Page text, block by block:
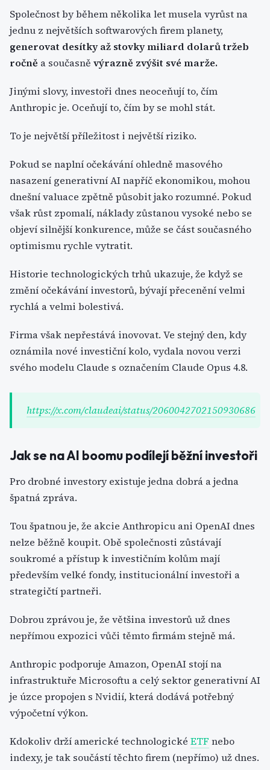
Společnost by během několika let musela vyrůst na
jednu z největších softwarových firem planety,
generovat desítky až stovky miliard dolarů tržeb
ročně a současně výrazně zvýšit své marže.
Jinými slovy, investoři dnes neoceňují to, čím
Anthropic je. Oceňují to, čím by se mohl stát.
To je největší příležitost i největší riziko.
Pokud se naplní očekávání ohledně masového
nasazení generativní AI napříč ekonomikou, mohou
dnešní valuace zpětně působit jako rozumné. Pokud
však růst zpomalí, náklady zůstanou vysoké nebo se
objeví silnější konkurence, může se část současného
optimismu rychle vytratit.
Historie technologických trhů ukazuje, že když se
změní očekávání investorů, bývají přecenění velmi
rychlá a velmi bolestivá.
Firma však nepřestává inovovat. Ve stejný den, kdy
oznámila nové investiční kolo, vydala novou verzi
svého modelu Claude s označením Claude Opus 4.8.
https://x.com/claudeai/status/2060042702150930686
Jak se na AI boomu podílejí běžní investoři
Pro drobné investory existuje jedna dobrá a jedna
špatná zpráva.
Tou špatnou je, že akcie Anthropicu ani OpenAI dnes
nelze běžně koupit. Obě společnosti zůstávají
soukromé a přístup k investičním kolům mají
především velké fondy, institucionální investoři a
strategičtí partneři.
Dobrou zprávou je, že většina investorů už dnes
nepřímou expozici vůči těmto firmám stejně má.
Anthropic podporuje Amazon, OpenAI stojí na
infrastruktuře Microsoftu a celý sektor generativní AI
je úzce propojen s Nvidií, která dodává potřebný
výpočetní výkon.
Kdokoliv drží americké technologické ETF nebo
indexy, je tak součástí těchto firem (nepřímo) už dnes.